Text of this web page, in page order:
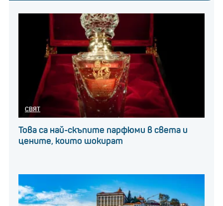
СВЯТ
Това са най-скъпите парфюми в света и
цените, които шокират